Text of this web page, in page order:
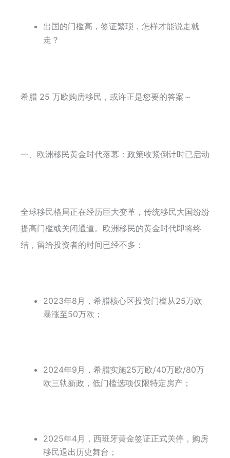
出国的门槛高，签证繁琐，怎样才能说走就
走？
希腊 25 万欧购房移民，或许正是您要的答案～
一、欧洲移民黄金时代落幕：政策收紧倒计时已启动
全球移民格局正在经历巨大变革，传统移民大国纷纷
提高门槛或关闭通道。欧洲移民的黄金时代即将终
结，留给投资者的时间已经不多：
2023年8月，希腊核心区投资门槛从25万欧
暴涨至50万欧；
2024年9月，希腊实施25万欧/40万欧/80万
欧三轨新政，低门槛选项仅限特定房产；
2025年4月，西班牙黄金签证正式关停，购房
移民退出历史舞台；